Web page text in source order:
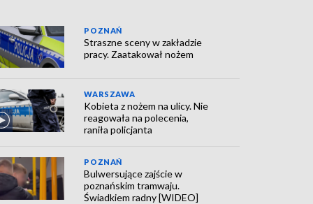
POZNAŃ
Straszne sceny w zakładzie
pracy. Zaatakował nożem
WARSZAWA
Kobieta z nożem na ulicy. Nie
reagowała na polecenia,
raniła policjanta
POZNAŃ
Bulwersujące zajście w
poznańskim tramwaju.
Świadkiem radny [WIDEO]